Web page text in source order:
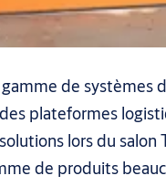
de systèmes
plateformes
lors du
de produits